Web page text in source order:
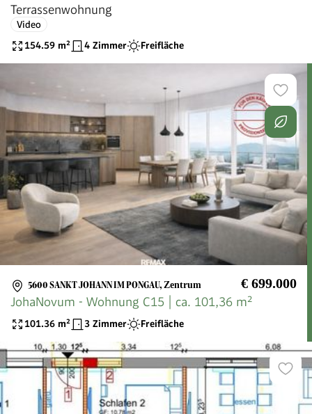
Terrassenwohnung
Video
154.59 m² 4 Zimmer Freifläche
5600 SANKT JOHANN IM PONGAU, Zentrum € 699.000
JohaNovum - Wohnung C15 | ca. 101,36 m²
101.36 m² 3 Zimmer Freifläche